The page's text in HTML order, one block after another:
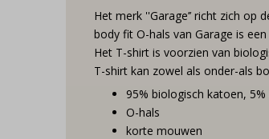
Het merk ''Garage’’ richt zich
body fit O-hals van Garage is
Het T-shirt is voorzien van
T-shirt kan zowel als onder-als
95% biologisch katoen, 5%
O-hals
korte mouwen